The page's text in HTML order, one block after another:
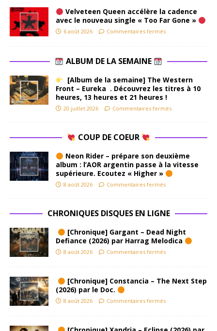
Velveteen Queen accélère la cadence
avec le nouveau single « Too Far Gone »
6 août 2026 Commentaires fermés
ALBUM DE LA SEMAINE
[Album de la semaine] The Western
Front – Eureka . Découvrez les titres à 10
heures, 13 heures et 21 heures !
20 juillet 2026 Commentaires fermés
COUP DE COEUR
Neon Rider – prépare son deuxième
album : l’AOR argentin passe à la vitesse
supérieure. Ecoutez « Higher »
8 août 2026 Commentaires fermés
CHRONIQUES DISQUES EN LIGNE
[Chronique] Gargant – Dead Night
Defiance (2026) par Harrag Melodica
8 août 2026 Commentaires fermés
[Chronique] Constancia – The Next Step
(2026) par le Doc.
8 août 2026 Commentaires fermés